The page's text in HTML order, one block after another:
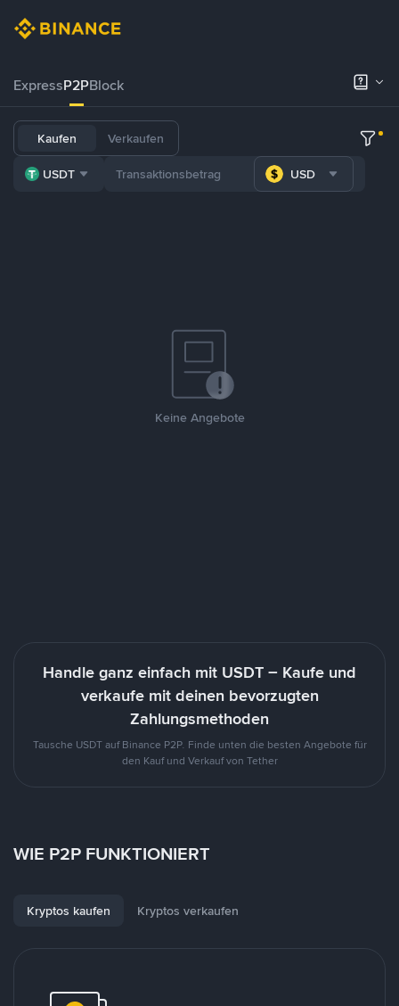
ExpressP2PBlock
Kaufen Verkaufen
USDT USD
Keine Angebote
Handle ganz einfach mit USDT – Kaufe und
verkaufe mit deinen bevorzugten
Zahlungsmethoden
Tausche USDT auf Binance P2P. Finde unten die besten Angebote für
den Kauf und Verkauf von Tether
WIE P2P FUNKTIONIERT
Kryptos kaufen Kryptos verkaufen